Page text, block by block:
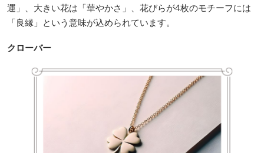
運」、大きい花は「華やかさ」、花びらが4枚のモチーフには
「良縁」という意味が込められています。
クローバー